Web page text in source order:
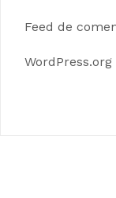
Feed de
WordPress.org